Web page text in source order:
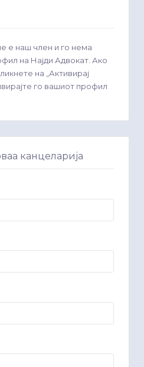
е наш член и го нема
на Најди Адвокат. Ако
на „Активирај
го вашиот профил
канцеларија